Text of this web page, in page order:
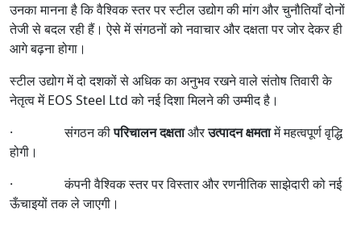
उनका मानना है कि वैश्विक स्तर पर स्टील उद्योग की मांग और चुनौतियाँ दोनों
तेजी से बदल रही हैं। ऐसे में संगठनों को नवाचार और दक्षता पर जोर देकर ही
आगे बढ़ना होगा।
स्टील उद्योग में दो दशकों से अधिक का अनुभव रखने वाले संतोष तिवारी के
नेतृत्व में EOS Steel Ltd को नई दिशा मिलने की उम्मीद है।
· संगठन कीपरिचालन दक्षताऔरउत्पादन क्षमतामें महत्वपूर्ण वृद्धि
होगी।
· कंपनी वैश्विक स्तर पर विस्तार और रणनीतिक साझेदारी को नई
ऊँचाइयों तक ले जाएगी।